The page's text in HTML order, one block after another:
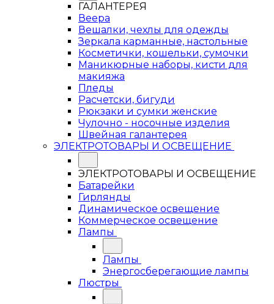
ГАЛАНТЕРЕЯ
Веера
Вешалки, чехлы для одежды
Зеркала карманные, настольные
Косметички, кошельки, сумочки
Маникюрные наборы, кисти для
макияжа
Пледы
Расчетски, бигуди
Рюкзаки и сумки женские
Чулочно - носочные изделия
Швейная галантерея
ЭЛЕКТРОТОВАРЫ И ОСВЕЩЕНИЕ
ЭЛЕКТРОТОВАРЫ И ОСВЕЩЕНИЕ
Батарейки
Гирлянды
Динамическое освещение
Коммерческое освещение
Лампы
Лампы
Энергосберегающие лампы
Люстры